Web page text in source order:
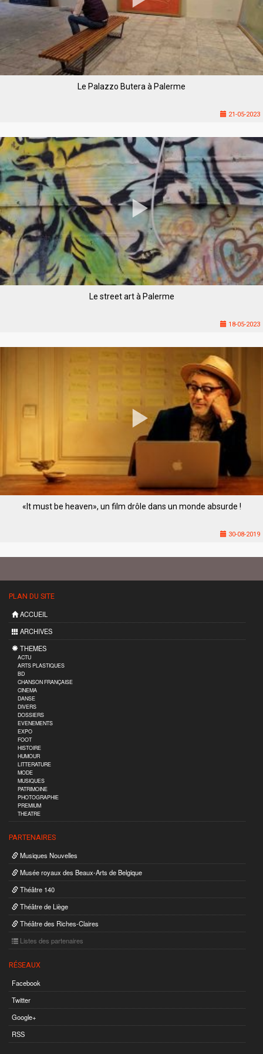
Le Palazzo Butera à Palerme
21-05-2023
Le street art à Palerme
18-05-2023
«It must be heaven», un film drôle dans un monde absurde !
30-08-2019
PLAN DU SITE
ACCUEIL
ARCHIVES
THEMES
ACTU
ARTS PLASTIQUES
BD
CHANSON FRANÇAISE
CINEMA
DANSE
DIVERS
DOSSIERS
EVENEMENTS
EXPO
FOOT
HISTOIRE
HUMOUR
LITTERATURE
MODE
MUSIQUES
PATRIMOINE
PHOTOGRAPHIE
PREMIUM
THEATRE
PARTENAIRES
Musiques Nouvelles
Musée royaux des Beaux-Arts de Belgique
Théâtre 140
Théâtre de Liège
Théâtre des Riches-Claires
Listes des partenaires
RÉSEAUX
Facebook
Twitter
Google+
RSS